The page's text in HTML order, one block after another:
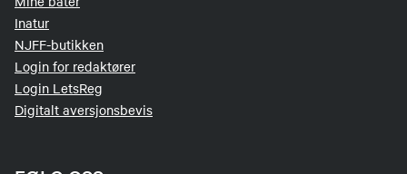
Inatur
NJFF-butikken
Login for redaktører
Login LetsReg
Digitalt aversjonsbevis